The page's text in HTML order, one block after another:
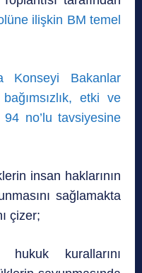
ilişkin BM temel
Konseyi Bakanlar
etki ve
no’lu tavsiyesine
insan haklarının
sağlamakta
çizer;
hukuk kurallarını